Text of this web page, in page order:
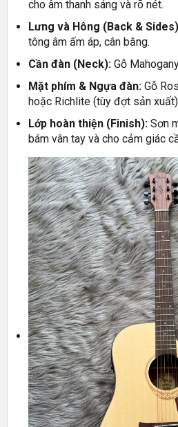
cho âm thanh sáng và rõ nét.
Lưng và Hông (Back &
tông âm ấm áp, cân bằng.
Cần đàn (Neck): Gỗ
Mặt phím & Ngựa đàn: Gỗ
hoặc Richlite (tùy đợt sản
Lớp hoàn thiện (Finish): Sơn
bám vân tay và cho cảm giác